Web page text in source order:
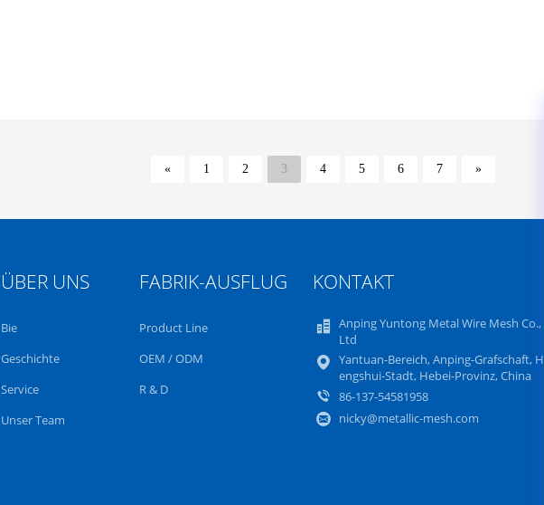
« 1 2 3 4 5 6 7 »
ÜBER UNS
Bie
Geschichte
Service
Unser Team
FABRIK-AUSFLUG
Product Line
OEM / ODM
R & D
KONTAKT
Anping Yuntong Metal Wire Mesh Co.,
Ltd
Yantuan-Bereich, Anping-Grafschaft, H
engshui-Stadt, Hebei-Provinz, China
86-137-54581958
nicky@metallic-mesh.com